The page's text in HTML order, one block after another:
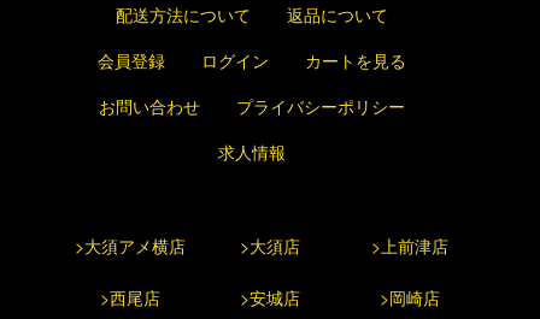
配送方法について
返品について
会員登録
ログイン
カートを見る
お問い合わせ
プライバシーポリシー
求人情報
>大須アメ横店 >大須店 >上前津店
>西尾店 >安城店 >岡崎店